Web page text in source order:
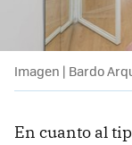
Imagen | Bardo
En cuanto al